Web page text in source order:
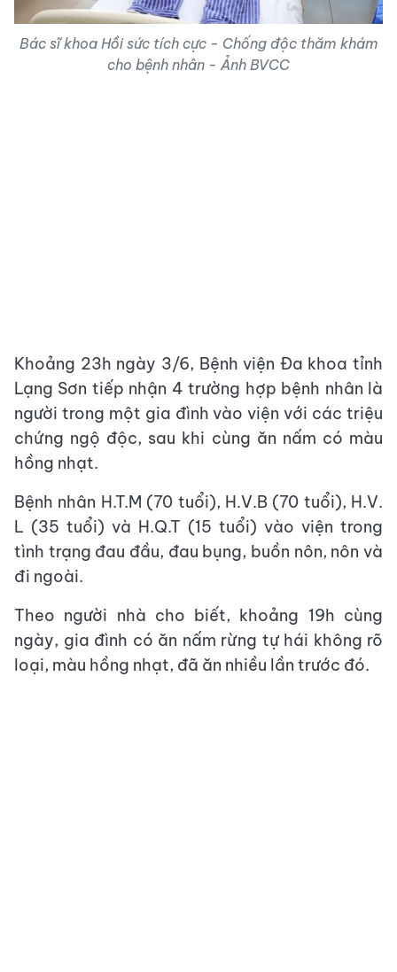
Bác sĩ khoa Hồi sức tích cực - Chống độc thăm khám
cho bệnh nhân - Ảnh BVCC
Khoảng 23h ngày 3/6, Bệnh viện Đa khoa tỉnh
Lạng Sơn tiếp nhận 4 trường hợp bệnh nhân là
người trong một gia đình vào viện với các triệu
chứng ngộ độc, sau khi cùng ăn nấm có màu
hồng nhạt.
Bệnh nhân H.T.M (70 tuổi), H.V.B (70 tuổi), H.V.
L (35 tuổi) và H.Q.T (15 tuổi) vào viện trong
tình trạng đau đầu, đau bụng, buồn nôn, nôn và
đi ngoài.
Theo người nhà cho biết, khoảng 19h cùng
ngày, gia đình có ăn nấm rừng tự hái không rõ
loại, màu hồng nhạt, đã ăn nhiều lần trước đó.